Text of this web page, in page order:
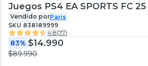
Juegos PS4 EA SPORTS FC 25
Vendido porParis
SKU 838189999
4.8(77)
83% $14.990
$89.990